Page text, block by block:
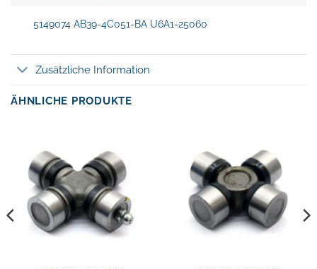
5149074 AB39-4C051-BA U6A1-25060
Zusätzliche Information
ÄHNLICHE PRODUKTE